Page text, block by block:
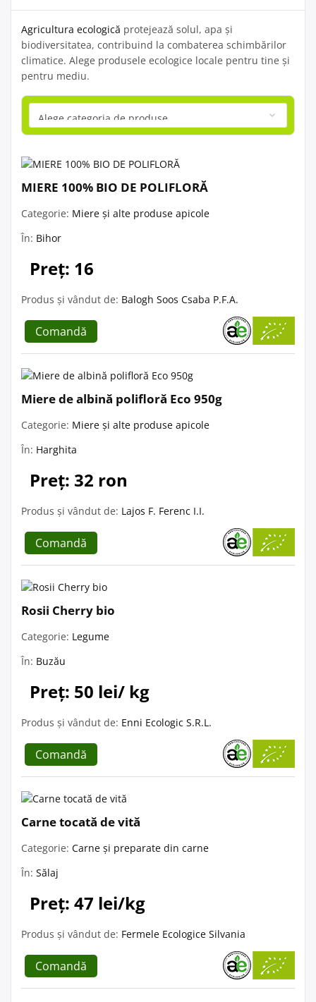
Agricultura ecologică protejează solul, apa și
biodiversitatea, contribuind la combaterea schimbărilor
climatice. Alege produsele ecologice locale pentru tine și
pentru mediu.
MIERE 100% BIO DE POLIFLORĂ
Categorie: Miere și alte produse apicole
În: Bihor
Preț: 16
Produs și vândut de: Balogh Soos Csaba P.F.A.
Comandă
Miere de albină polifloră Eco 950g
Categorie: Miere și alte produse apicole
În: Harghita
Preț: 32 ron
Produs și vândut de: Lajos F. Ferenc I.I.
Comandă
Rosii Cherry bio
Categorie: Legume
În: Buzău
Preț: 50 lei/ kg
Produs și vândut de: Enni Ecologic S.R.L.
Comandă
Carne tocată de vită
Categorie: Carne și preparate din carne
În: Sălaj
Preț: 47 lei/kg
Produs și vândut de: Fermele Ecologice Silvania
Comandă